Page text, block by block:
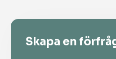
Skapa en